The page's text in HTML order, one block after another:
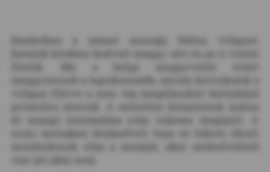
Kezdetben a német mintájú Häfen világost,
fiatalok körében kedvelt meggy sört és az ír vöröst
főztük. Ma a belga meggyvelőn érlelt
meggysörünk a legsikeresebb, ezután következik a
világos illetve a nem rég megálmodott különböző
és mangó hozzáadása után teljesen megújult. A
nyári melegben közkedvelt lime és fekete ribizli